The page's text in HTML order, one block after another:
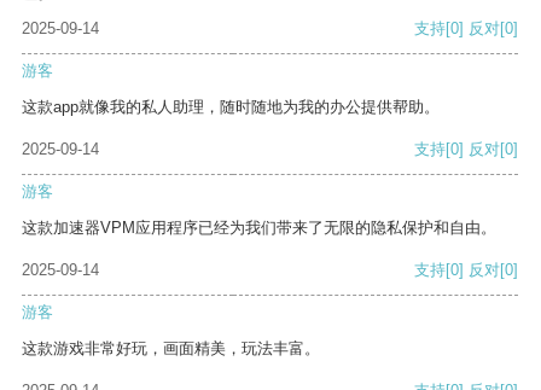
2025-09-14
支持[0] 反对[0]
游客
这款app就像我的私人助理，随时随地为我的办公提供帮助。
2025-09-14 支持[0] 反对[0]
游客
这款加速器VPM应用程序已经为我们带来了无限的隐私保护和自由。
2025-09-14 支持[0] 反对[0]
游客
这款游戏非常好玩，画面精美，玩法丰富。